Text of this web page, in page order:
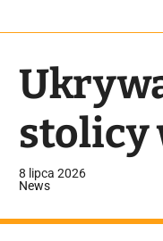
stolicy
8 lipca 2026
News